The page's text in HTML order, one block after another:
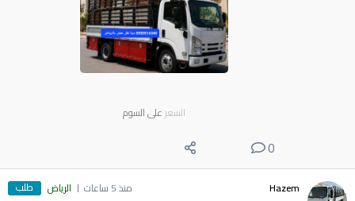
السعر على السوم
0
Hazem منذ 5 ساعات الرياض طلب